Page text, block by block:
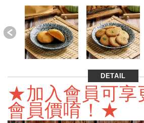
Previous
DETAIL
★加入會員可享
會員價唷！★